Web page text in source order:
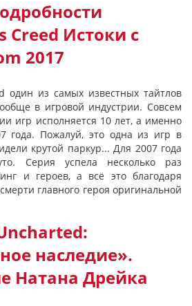
Creed Истоки с
2017
один из самых известных тайтлов
в игровой индустрии. Совсем
игр исполняется 10 лет, а именно
года. Пожалуй, это одна из игр в
крутой паркур... Для 2007 года
Серия успела несколько раз
и героев, а всё это благодаря
главного героя оригинальной
наследие».
Натана Дрейка